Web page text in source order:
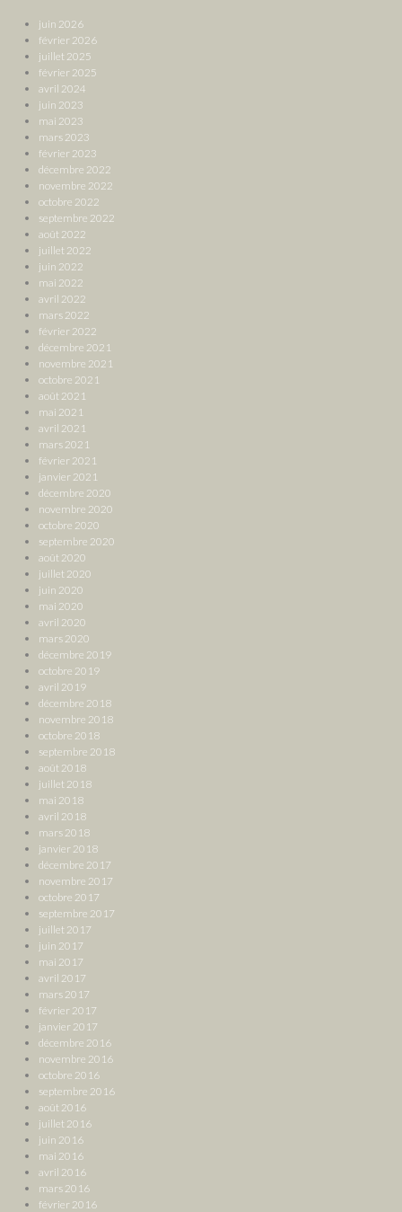
juin 2026
février 2026
juillet 2025
février 2025
avril 2024
juin 2023
mai 2023
mars 2023
février 2023
décembre 2022
novembre 2022
octobre 2022
septembre 2022
août 2022
juillet 2022
juin 2022
mai 2022
avril 2022
mars 2022
février 2022
décembre 2021
novembre 2021
octobre 2021
août 2021
mai 2021
avril 2021
mars 2021
février 2021
janvier 2021
décembre 2020
novembre 2020
octobre 2020
septembre 2020
août 2020
juillet 2020
juin 2020
mai 2020
avril 2020
mars 2020
décembre 2019
octobre 2019
avril 2019
décembre 2018
novembre 2018
octobre 2018
septembre 2018
août 2018
juillet 2018
mai 2018
avril 2018
mars 2018
janvier 2018
décembre 2017
novembre 2017
octobre 2017
septembre 2017
juillet 2017
juin 2017
mai 2017
avril 2017
mars 2017
février 2017
janvier 2017
décembre 2016
novembre 2016
octobre 2016
septembre 2016
août 2016
juillet 2016
juin 2016
mai 2016
avril 2016
mars 2016
février 2016